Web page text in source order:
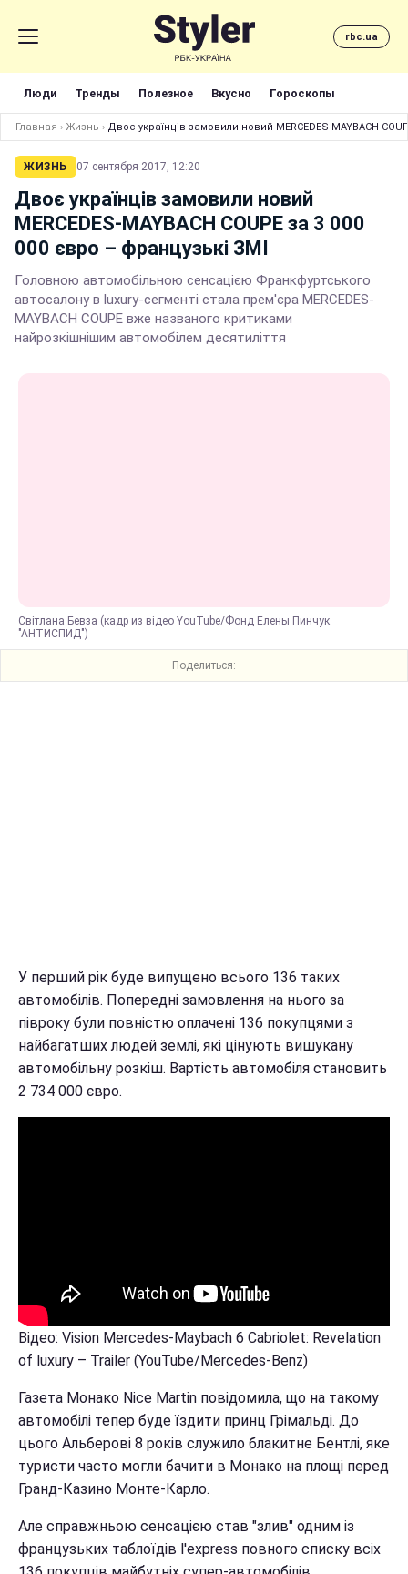
rbc.ua
Люди Тренды Полезное Вкусно Гороскопы
Главная › Жизнь › Двоє українців замовили новий MERCEDES-MAYBACH
ЖИЗНЬ 07 сентября 2017, 12:20
Двоє українців замовили новий
MERCEDES-MAYBACH COUPE за 3 000
000 євро – французькі ЗМІ
Головною автомобільною сенсацією Франкфуртського
автосалону в luxury-сегменті стала прем'єра MERCEDES-
MAYBACH COUPE вже названого критиками
найрозкішнішим автомобілем десятиліття
Світлана Бевза (кадр из відео YouTube/Фонд Елены Пинчук
"АНТИСПИД")
Поделиться:
У перший рік буде випущено всього 136 таких
автомобілів. Попередні замовлення на нього за
півроку були повністю оплачені 136 покупцями з
найбагатших людей землі, які цінують вишукану
автомобільну розкіш. Вартість автомобіля становить
2 734 000 євро.
Відео: Vision Mercedes-Maybach 6 Cabriolet: Revelation
of luxury – Trailer (YouTube/Mercedes-Benz)
Газета Монако Nice Martin повідомила, що на такому
автомобілі тепер буде їздити принц Грімальді. До
цього Альберові 8 років служило блакитне Бентлі, яке
туристи часто могли бачити в Монако на площі перед
Гранд-Казино Монте-Карло.
Але справжньою сенсацією став "злив" одним із
французьких таблоїдів l'express повного списку всіх